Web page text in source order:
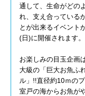
通して、生命がどの
れ、支え合っている
とが出来るイベント
(日)に開催されます。
お楽しみの目玉企画
大級の「巨大お魚ふ
ル」!!直径約10ｍのプ
室戸の海からお魚が